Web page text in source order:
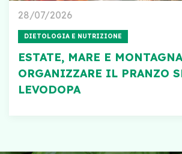
28/07/2026
DIETOLOGIA E NUTRIZIONE
ESTATE, MARE E
ORGANIZZARE IL PRANZO
LEVODOPA